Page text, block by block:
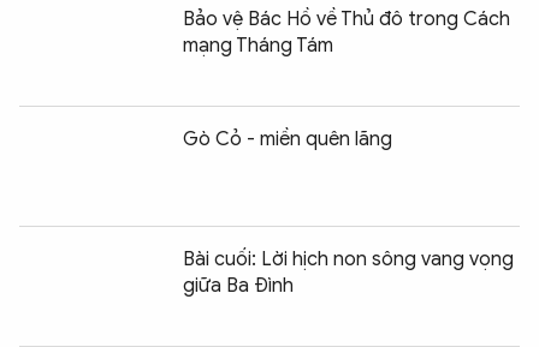
Bảo vệ Bác Hồ về Thủ đô trong Cách
mạng Tháng Tám
Gò Cỏ - miền quên lãng
Bài cuối: Lời hịch non sông vang vọng
giữa Ba Đình